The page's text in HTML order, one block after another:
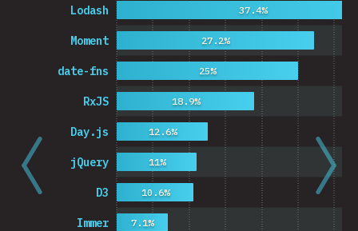
Immer
D3
jQuery
Day.js
RxJS
date-fns
Moment
Lodash
7.1%
10.6%
11%
12.6%
18.9%
25%
27.2%
37.4%